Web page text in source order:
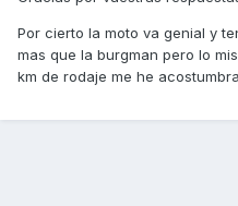
Por cierto la moto va genial y
mas que la burgman pero lo
km de rodaje me he